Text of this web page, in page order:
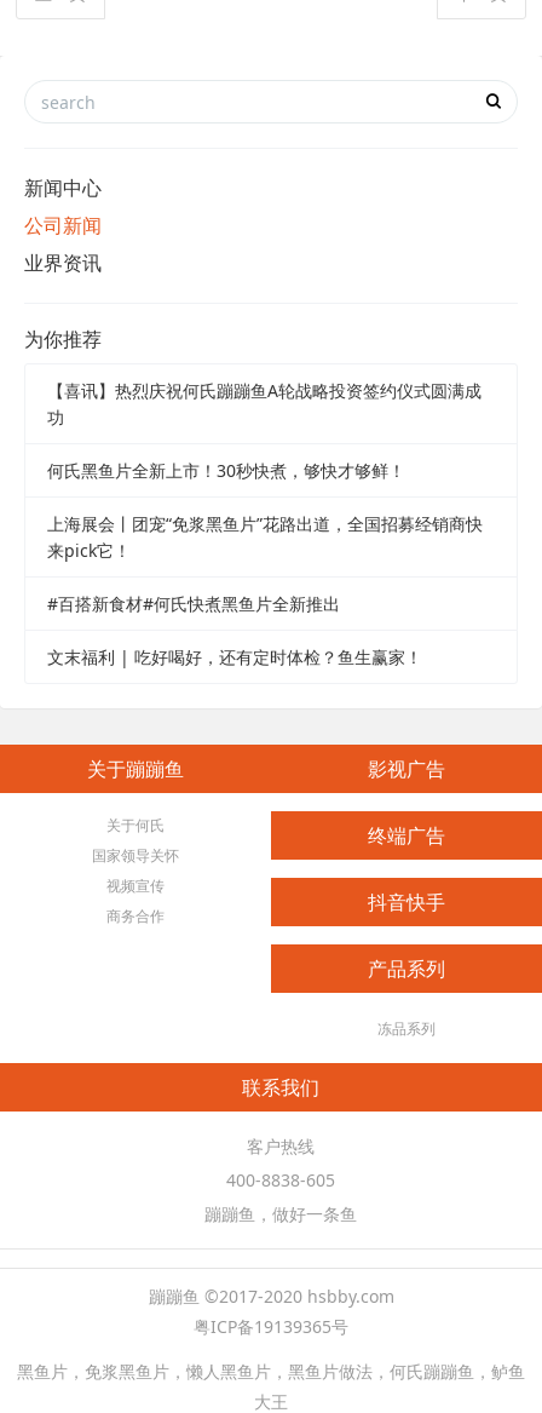
新闻中心
公司新闻
业界资讯
为你推荐
【喜讯】热烈庆祝何氏蹦蹦鱼A轮战略投资签约仪式圆满成
功
何氏黑鱼片全新上市！30秒快煮，够快才够鲜！
上海展会丨团宠“免浆黑鱼片”花路出道，全国招募经销商快
来pick它！
#百搭新食材#何氏快煮黑鱼片全新推出
文末福利 | 吃好喝好，还有定时体检？鱼生赢家！
关于蹦蹦鱼
关于何氏
国家领导关怀
视频宣传
商务合作
影视广告
终端广告
抖音快手
产品系列
冻品系列
联系我们
客户热线
400-8838-605
蹦蹦鱼，做好一条鱼
蹦蹦鱼 ©2017-2020 hsbby.com
粤ICP备19139365号
黑鱼片，免浆黑鱼片，懒人黑鱼片，黑鱼片做法，何氏蹦蹦鱼，鲈鱼
大王